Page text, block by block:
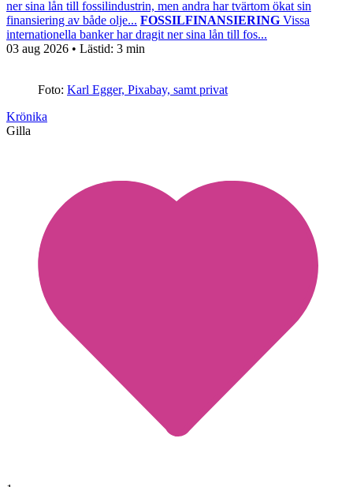
ner sina lån till fossilindustrin, men andra har tvärtom ökat sin
finansiering av både olje... FOSSILFINANSIERING Vissa
internationella banker har dragit ner sina lån till fos...
03 aug 2026 • Lästid: 3 min
Foto: Karl Egger, Pixabay, samt privat
Krönika
Gilla